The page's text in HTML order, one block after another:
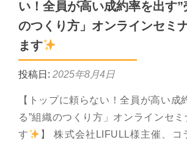
い！全員が高い成約率を出す”
のつくり方」オンラインセミ
ます
投稿日: 2025年8月4日
【トップに頼らない！全員が高い成
る”組織のつくり方」オンラインセミ
す
】 株式会社LIFULL様主催、コ